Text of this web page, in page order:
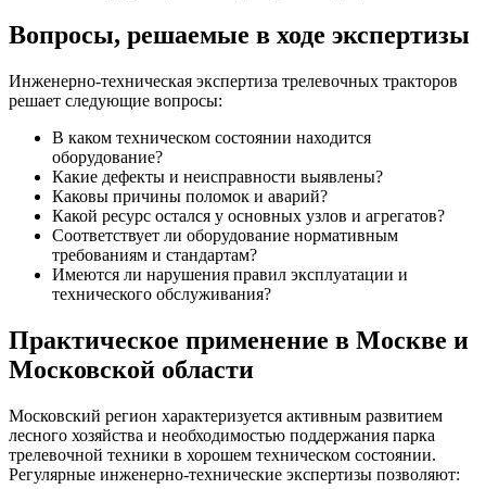
Вопросы, решаемые в ходе экспертизы
Инженерно-техническая экспертиза трелевочных тракторов
решает следующие вопросы:
В каком техническом состоянии находится
оборудование?
Какие дефекты и неисправности выявлены?
Каковы причины поломок и аварий?
Какой ресурс остался у основных узлов и агрегатов?
Соответствует ли оборудование нормативным
требованиям и стандартам?
Имеются ли нарушения правил эксплуатации и
технического обслуживания?
Практическое применение в Москве и
Московской области
Московский регион характеризуется активным развитием
лесного хозяйства и необходимостью поддержания парка
трелевочной техники в хорошем техническом состоянии.
Регулярные инженерно-технические экспертизы позволяют: